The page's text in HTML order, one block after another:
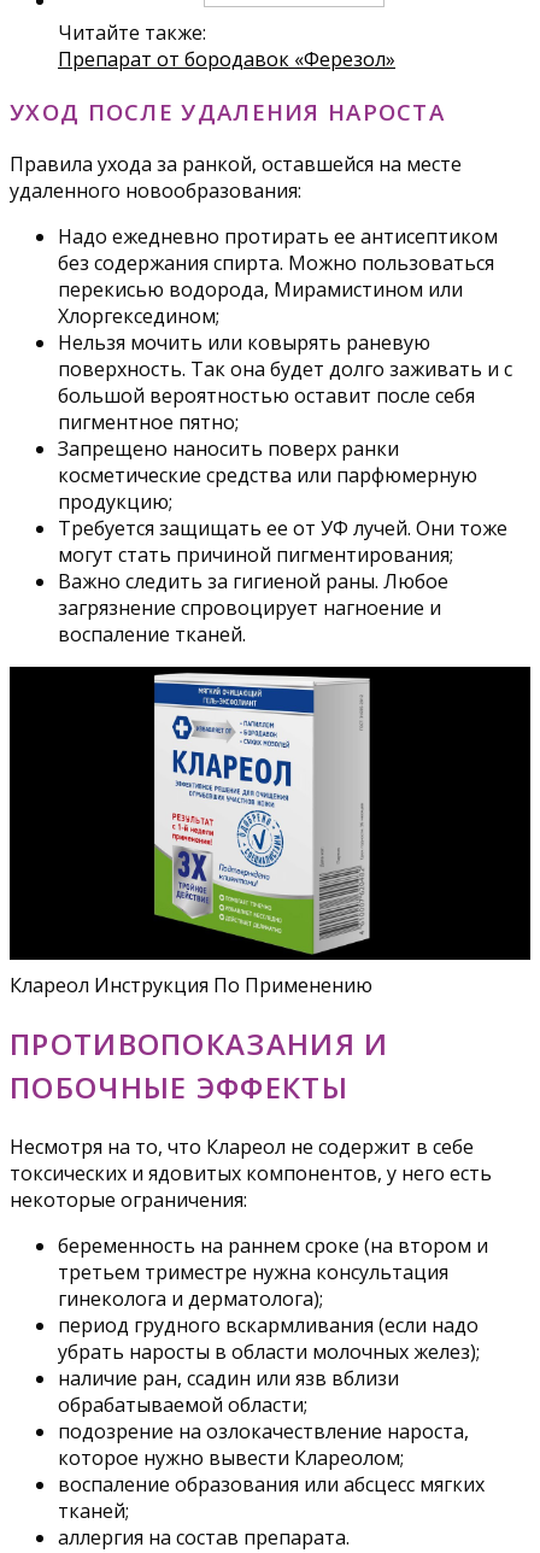
Читайте также:
Препарат от бородавок «Ферезол»
УХОД ПОСЛЕ УДАЛЕНИЯ НАРОСТА
Правила ухода за ранкой, оставшейся на месте
удаленного новообразования:
Надо ежедневно протирать ее антисептиком
без содержания спирта. Можно пользоваться
перекисью водорода, Мирамистином или
Хлоргекседином;
Нельзя мочить или ковырять раневую
поверхность. Так она будет долго заживать и с
большой вероятностью оставит после себя
пигментное пятно;
Запрещено наносить поверх ранки
косметические средства или парфюмерную
продукцию;
Требуется защищать ее от УФ лучей. Они тоже
могут стать причиной пигментирования;
Важно следить за гигиеной раны. Любое
загрязнение спровоцирует нагноение и
воспаление тканей.
Клареол Инструкция По Применению
ПРОТИВОПОКАЗАНИЯ И
ПОБОЧНЫЕ ЭФФЕКТЫ
Несмотря на то, что Клареол не содержит в себе
токсических и ядовитых компонентов, у него есть
некоторые ограничения:
беременность на раннем сроке (на втором и
третьем триместре нужна консультация
гинеколога и дерматолога);
период грудного вскармливания (если надо
убрать наросты в области молочных желез);
наличие ран, ссадин или язв вблизи
обрабатываемой области;
подозрение на озлокачествление нароста,
которое нужно вывести Клареолом;
воспаление образования или абсцесс мягких
тканей;
аллергия на состав препарата.